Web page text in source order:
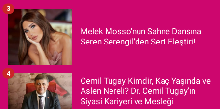
Melek Mosso'nun Sahne Dansına
Seren Serengil'den Sert Eleştiri!
3
Cemil Tugay Kimdir, Kaç Yaşında ve
Aslen Nereli? Dr. Cemil Tugay’ın
Siyasi Kariyeri ve Mesleği
4